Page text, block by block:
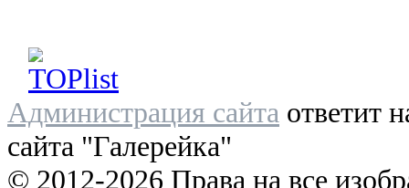
Администрация сайта ответит
сайта "Галерейка"
© 2012-2026 Права на все